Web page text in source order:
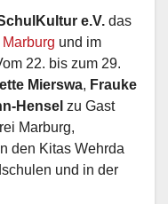
e.V. das
Marburg und im
22. bis zum 29.
Mierswa, Frauke
Hensel zu Gast
Marburg,
den Kitas Wehrda
und in der